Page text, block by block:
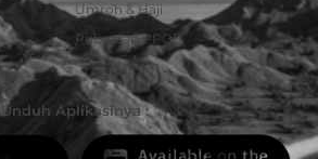
Umroh & Haji
Pulsa dan PPOB
Unduh Aplikasinya :